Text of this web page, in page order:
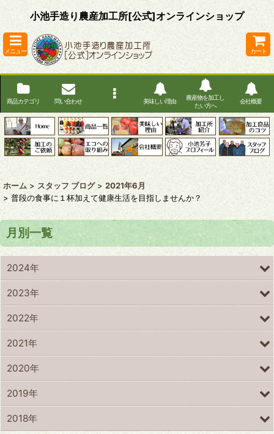
小池手造り農産加工所[公式]オンラインショップ
メニュー カート
商品カテゴリ 問い合わせ 美味しい理由
農産物を加工し
たい方へ
会社概要
ホーム > スタッフ ブログ > 2021年6月
> 普段の食事に１杯加えて健康生活を目指しませんか？
月別一覧
2024年
2023年
2022年
2021年
2020年
2019年
2018年